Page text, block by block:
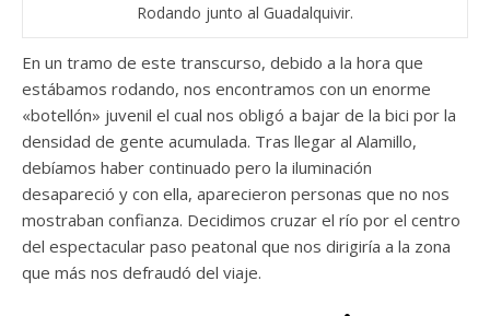
Rodando junto al Guadalquivir.
En un tramo de este transcurso, debido a la hora que
estábamos rodando, nos encontramos con un enorme
«botellón» juvenil el cual nos obligó a bajar de la bici por la
densidad de gente acumulada. Tras llegar al Alamillo,
debíamos haber continuado pero la iluminación
desapareció y con ella, aparecieron personas que no nos
mostraban confianza. Decidimos cruzar el río por el centro
del espectacular paso peatonal que nos dirigiría a la zona
que más nos defraudó del viaje.